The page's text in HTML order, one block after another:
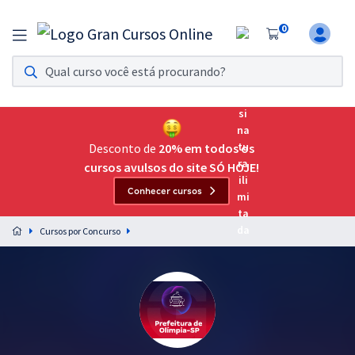
0
Assinatura Ilimitada 11
Acesso a todos os cursos. Teste grátis por 7 dias!
Assinatura OAB Até Passar
Acesso ilimitado a toda preparação para o Exame da
Preparação completa e intensiva para as principais
residências em saúde do Brasil
Desconto de 20% em todos os
cursos avulsos do site SÓ HOJE!
Conhecer cursos
Cursos por Concurso